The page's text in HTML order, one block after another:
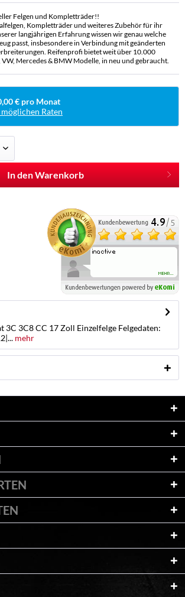
Felgen und Kompletträder!!
Kompletträder und weiteres Zubehör für ihr
langjährigen Erfahrung wissen wir genau welche
passt, insbesondere in Verbindung mit geänderten
Reifenprofi bietet weit über 10.000
Mercedes & BMW Modelle, in neu und gebraucht.
€ pro Monat
Raten
In den Warenkorb
3C 3C8 CC 17 Zoll Einzelfelge Felgedaten:
mehr